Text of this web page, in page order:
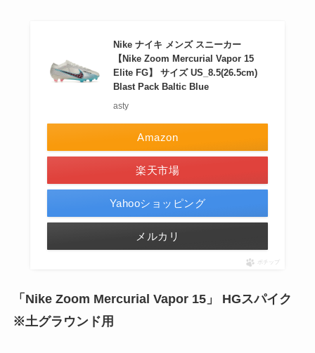
Nike ナイキ メンズ スニーカー
【Nike Zoom Mercurial Vapor 15
Elite FG】 サイズ US_8.5(26.5cm)
Blast Pack Baltic Blue
asty
Amazon
楽天市場
Yahooショッピング
メルカリ
ポチップ
「Nike Zoom Mercurial Vapor 15」 HGスパイク
※土グラウンド用